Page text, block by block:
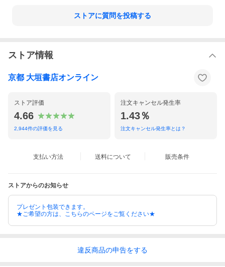
ストアに質問を投稿する
ストア情報
京都 大垣書店オンライン
ストア評価
4.66
2,944件の評価を見る
注文キャンセル発生率
1.43％
注文キャンセル発生率とは？
支払い方法 送料について 販売条件
ストアからのお知らせ
プレゼント包装できます。
★ご希望の方は、こちらのページをご覧ください★
違反商品の申告をする